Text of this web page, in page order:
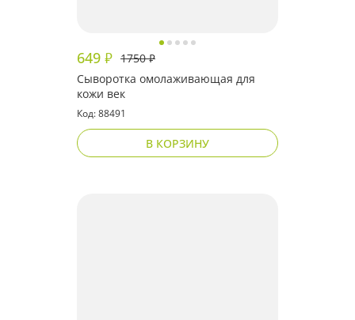
649 ₽ 1750₽
Сыворотка омолаживающая для
кожи век
Код: 88491
В КОРЗИНУ